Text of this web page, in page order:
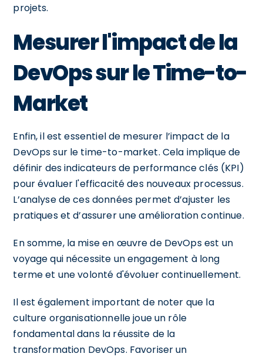
projets.
Mesurer l'impact de la
DevOps sur le Time-to-
Market
Enfin, il est essentiel de mesurer l’impact de la
DevOps sur le time-to-market. Cela implique de
définir des indicateurs de performance clés (KPI)
pour évaluer l'efficacité des nouveaux processus.
L’analyse de ces données permet d’ajuster les
pratiques et d’assurer une amélioration continue.
En somme, la mise en œuvre de DevOps est un
voyage qui nécessite un engagement à long
terme et une volonté d'évoluer continuellement.
Il est également important de noter que la
culture organisationnelle joue un rôle
fondamental dans la réussite de la
transformation DevOps. Favoriser un